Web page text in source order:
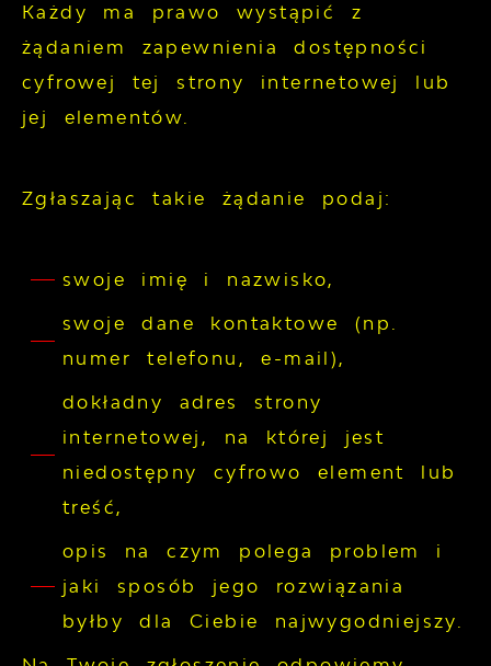
Każdy ma prawo wystąpić z
żądaniem zapewnienia dostępności
cyfrowej tej strony internetowej lub
jej elementów.
Zgłaszając takie żądanie podaj:
swoje imię i nazwisko,
swoje dane kontaktowe (np.
numer telefonu, e-mail),
dokładny adres strony
internetowej, na której jest
niedostępny cyfrowo element lub
treść,
opis na czym polega problem i
jaki sposób jego rozwiązania
byłby dla Ciebie najwygodniejszy.